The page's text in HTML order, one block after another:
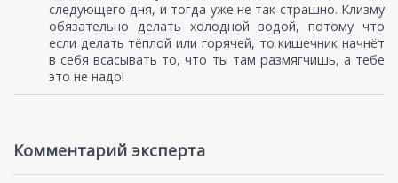
следующего дня, и тогда уже не так страшно. Клизму
обязательно делать холодной водой, потому что
если делать тёплой или горячей, то кишечник начнёт
в себя всасывать то, что ты там размягчишь, а тебе
это не надо!
Комментарий эксперта